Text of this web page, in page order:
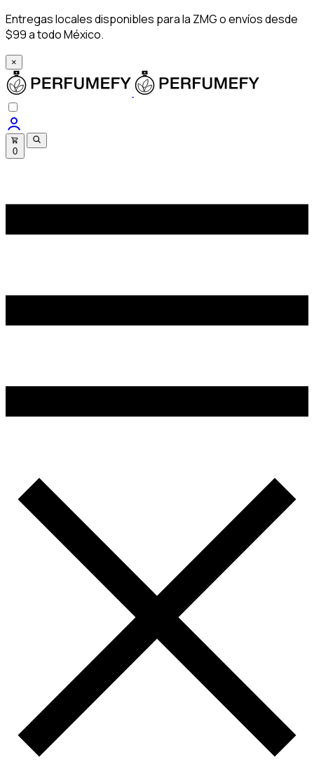
Entregas locales disponibles para la ZMG o envíos desde
$99 a todo México.
×
0